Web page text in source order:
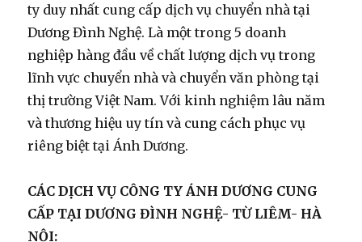
ty duy nhất cung cấp dịch vụ chuyển nhà tại
Dương Đình Nghệ. Là một trong 5 doanh
nghiệp hàng đầu về chất lượng dịch vụ trong
lĩnh vực chuyển nhà và chuyển văn phòng tại
thị trường Việt Nam. Với kinh nghiệm lâu năm
và thương hiệu uy tín và cung cách phục vụ
riêng biệt tại Ánh Dương.
CÁC DỊCH VỤ CÔNG TY ÁNH DƯƠNG CUNG
CẤP TẠI DƯƠNG ĐÌNH NGHỆ- TỪ LIÊM- HÀ
NỘI: